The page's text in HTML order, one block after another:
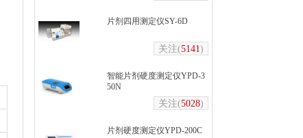
片剂四用测定仪SY-6D
关注(5141)
智能片剂硬度测定仪YPD-3
50N
关注(5028)
片剂硬度测定仪YPD-200C